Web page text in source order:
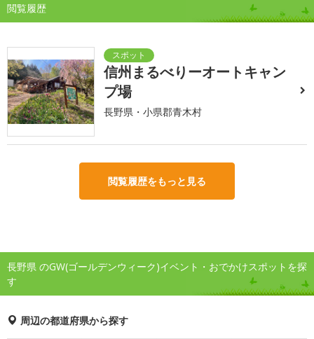
閲覧履歴
信州まるべりーオートキャン
プ場
長野県・小県郡青木村
閲覧履歴をもっと見る
長野県 のGW(ゴールデンウィーク)イベント・おでかけスポットを探
す
周辺の都道府県から探す